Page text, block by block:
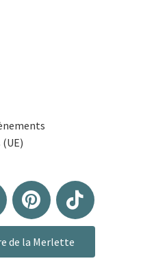
de la Merlette